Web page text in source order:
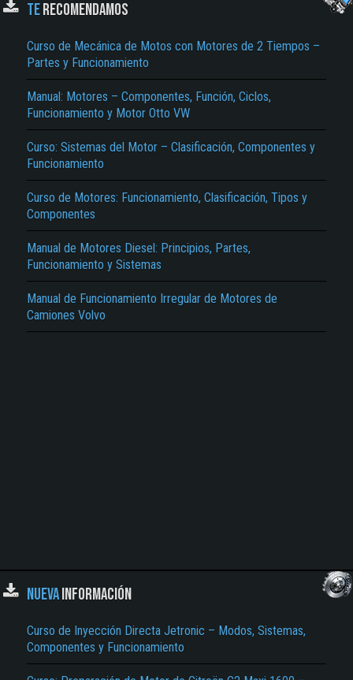
TERECOMENDAMOS
Curso de Mecánica de Motos con Motores de 2 Tiempos –
Partes y Funcionamiento
Manual: Motores – Componentes, Función, Ciclos,
Funcionamiento y Motor Otto VW
Curso: Sistemas del Motor – Clasificación, Componentes y
Funcionamiento
Curso de Motores: Funcionamiento, Clasificación, Tipos y
Componentes
Manual de Motores Diesel: Principios, Partes,
Funcionamiento y Sistemas
Manual de Funcionamiento Irregular de Motores de
Camiones Volvo
NUEVAINFORMACIÓN
Curso de Inyección Directa Jetronic – Modos, Sistemas,
Componentes y Funcionamiento
El Título es incorrecto según el contenido.
Texto o Imagen de portada son erróneos.
No carga o no se visualiza el contenido.
Reportar otro tipo de error...